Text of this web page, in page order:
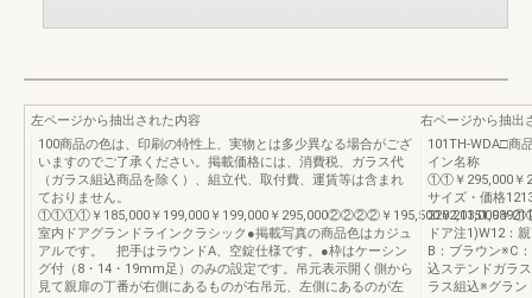
左ページから抽出された内容
100商品の色は、印刷の特性上、実物とは多少異なる場合がござ
いますのでご了承ください。掲載価格には、消費税、ガラス代
（ガラス組込商品を除く）、組立代、取付費、運賃等は含まれ
ておりません。
①①①①￥185,000￥199,000￥199,000￥295,000②②②②￥195,500￥211,000￥
室内ドアグランドラインクラシック●掲載写真の商品色はカジュ
アルです。 把手はラウンドA、空錠仕様です。●枠はケーシン
グ付（8・14・19mm足）のみの設定です。吊元表示開く側から
見て親扉の丁番が右側にあるものが右吊元、左側にあるのが左
右ページから抽出
101TH-WDA□商
イン名称
①①￥295,000￥
サイズ・価格
ドア注1)W12：
B：ブラウン※C
込ステンドガラ
ラス組込※グラン